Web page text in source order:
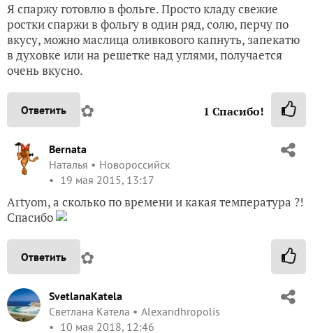
Я спаржу готовлю в фольге. Просто кладу свежие
ростки спаржи в фольгу в один ряд, солю, перчу по
вкусу, можно маслица оливкового капнуть, запекатю
в духовке или на решетке над углями, получается
очень вкусно.
Ответить ✿ 1 Спасибо!
Bernata
Наталья
Новороссийск
19 мая 2015, 13:17
Artyom, а сколько по времени и какая температура ?!
Спасибо
Ответить ✿
SvetlanaKatela
Светлана Катела
Alexandhropolis
10 мая 2018, 12:46